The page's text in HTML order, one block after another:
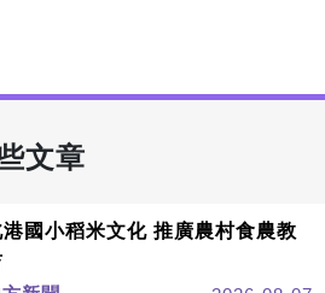
文章
港國小稻米文化 推廣農村食農教